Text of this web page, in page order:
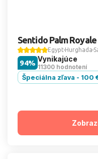
Sentido Palm Royale
Egypt Hurghada
Vynikajúce
11300 hodnotení
94%
Špeciálna zľava - 100